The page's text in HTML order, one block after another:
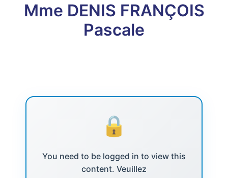
Mme DENIS FRANÇOIS
Pascale
You need to be logged in to view this
content. Veuillez